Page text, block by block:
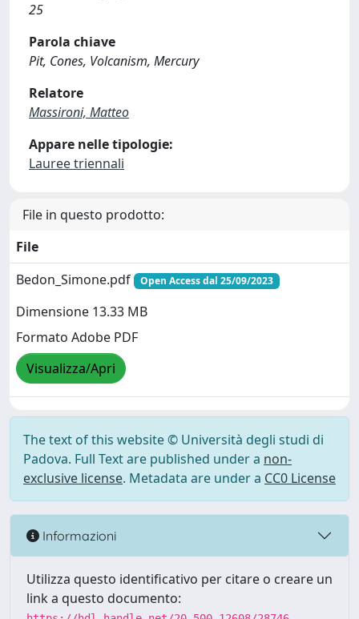
25
Parola chiave
Pit, Cones, Volcanism, Mercury
Relatore
Massironi, Matteo
Appare nelle tipologie:
Lauree triennali
File in questo prodotto:
File
Bedon_Simone.pdf
Open Access dal 25/09/2023
Dimensione 13.33 MB
Formato Adobe PDF
Visualizza/Apri
The text of this website © Università degli studi di
Padova. Full Text are published under a non-
exclusive license. Metadata are under a CC0 License
Informazioni
Utilizza questo identificativo per citare o creare un
link a questo documento: